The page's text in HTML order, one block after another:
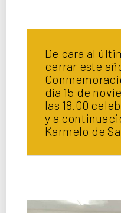
De cara al
cerrar este
día 15 de
las 18.00
y a
Karmelo de